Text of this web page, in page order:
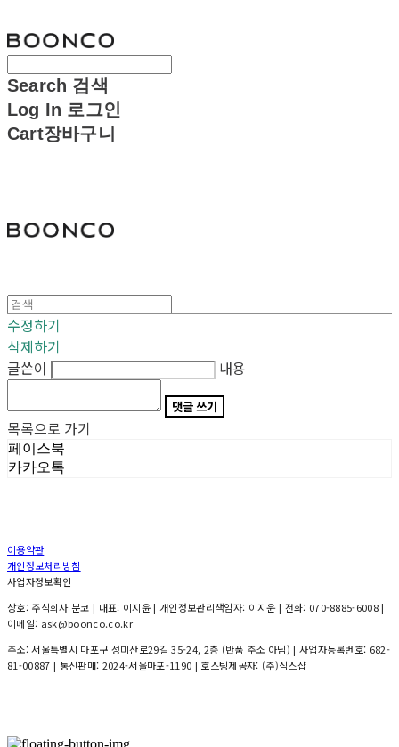
Search 검색
Log In 로그인
Cart장바구니
수정하기
삭제하기
글쓴이
내용
댓글 쓰기
목록으로 가기
페이스북
카카오톡
이용약관
개인정보처리방침
사업자정보확인
상호: 주식회사 분코 | 대표: 이지윤 | 개인정보관리책임자: 이지윤 | 전화: 070-8885-6008 |
이메일: ask@boonco.co.kr
주소: 서울특별시 마포구 성미산로29길 35-24, 2층 (반품 주소 아님) | 사업자등록번호: 682-
81-00887 | 통신판매: 2024-서울마포-1190 | 호스팅제공자: (주)식스샵